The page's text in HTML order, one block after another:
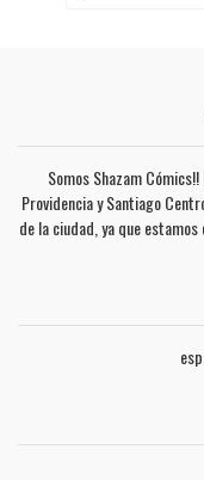
Somos Shazam
Providencia y Santiago
de la ciudad, ya que